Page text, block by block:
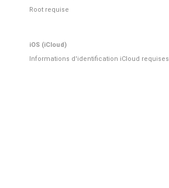
Root requise
iOS (iCloud)
Informations d'identification iCloud requises